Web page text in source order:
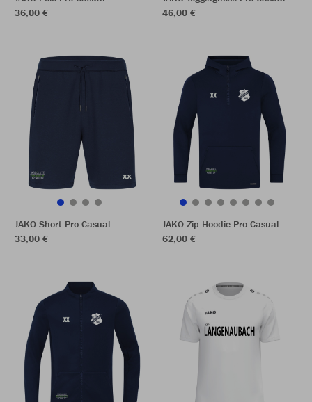
36,00 €
46,00 €
JAKO Short Pro Casual
33,00 €
JAKO Zip Hoodie Pro Casual
62,00 €